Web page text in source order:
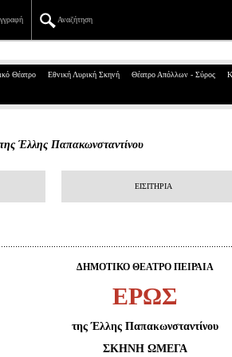
Αναζήτηση
Πανεπιστημίου 39, Αθήνα
Θέατρο Εθνική Λυρική Σκηνή Θέατρο Απόλλων - Σύρος
Έλλης Παπακωνσταντίνου
ΕΙΣΙΤΗΡΙΑ
ΔΗΜΟΤΙΚΟ ΘΕΑΤΡΟ ΠΕΙΡΑΙΑ
EΡΩΣ
της Έλλης Παπακωνσταντίνου
ΣΚΗΝΗ ΩΜΕΓΑ